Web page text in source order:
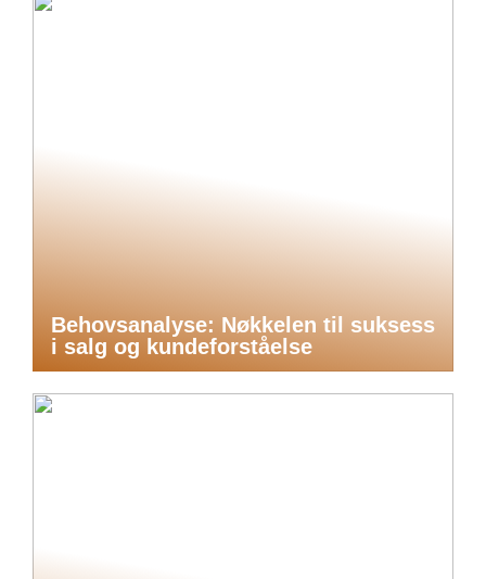
Behovsanalyse: Nøkkelen til suksess
i salg og kundeforståelse